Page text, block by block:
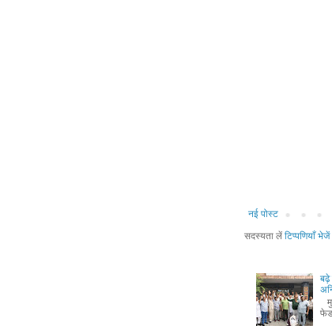
नई पोस्ट
सदस्यता लें टिप्पणियाँ
बढ़े